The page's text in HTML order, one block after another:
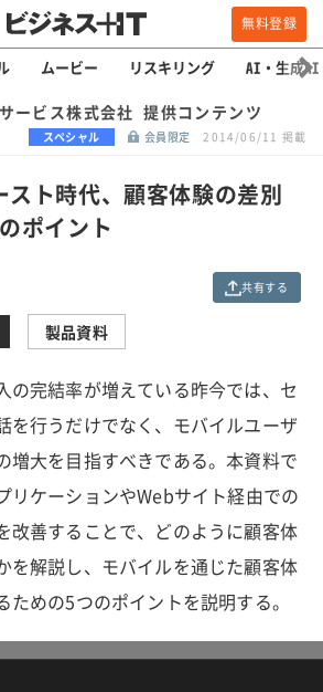
無料登録
ムービー リスキリング AI・生成AI
ービス株式会社 提供コンテンツ
スペシャル 会員限定 2014/06/11 掲載
スト時代、顧客体験の差別
ポイント
共有する
製品資料
の完結率が増えている昨今では、セ
を行うだけでなく、モバイルユーザ
増大を目指すべきである。本資料で
リケーションやWebサイト経由での
改善することで、どのように顧客体
を解説し、モバイルを通じた顧客体
めの5つのポイントを説明する。